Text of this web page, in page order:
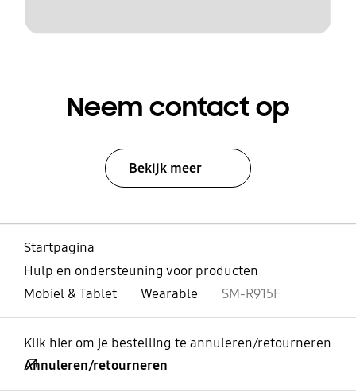
Neem contact op
Bekijk meer
Startpagina
Hulp en ondersteuning voor producten
Mobiel & Tablet
Wearable SM-R915F
Klik hier om je bestelling te annuleren/retourneren
Annuleren/retourneren